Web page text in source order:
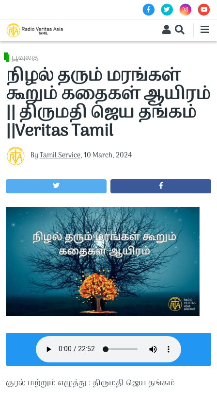
பூவுலகு
நிழல் தரும் மரங்கள்
கூறும் கதைகள் ஆயிரம்
|| திருமதி ஜெய தங்கம்
||Veritas Tamil
ByTamil Service,10 March, 2024
குரல் மற்றும் எழுத்து : திருமதி ஜெய தங்கம்